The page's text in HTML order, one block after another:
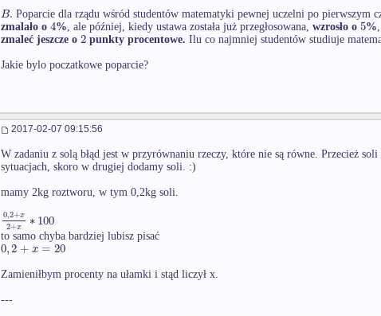
B. Poparcie dla rządu wśród studentów matematyki pewnej uczelni po pierwszym
zmalało o 4%, ale później, kiedy ustawa została już przegłosowana, wzrosło o 5%
zmaleć jeszcze o 2 punkty procentowe. Ilu co najmniej studentów studiuje
Jakie bylo poczatkowe poparcie?
2017-02-07 09:15:56
W zadaniu z solą błąd jest w przyrównaniu rzeczy, które nie są równe. Przecież
sytuacjach, skoro w drugiej dodamy soli. :)
mamy 2kg roztworu, w tym 0,2kg soli.
0,2+x
2+x ∗100
to samo chyba bardziej lubisz pisać
0,2 +x =20
Zamieniłbym procenty na ułamki i stąd liczył x.
---